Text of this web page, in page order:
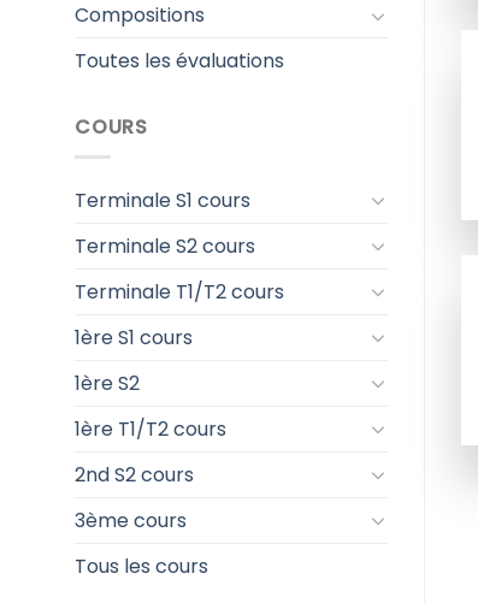
Compositions
Toutes les évaluations
COURS
Terminale S1 cours
Terminale S2 cours
Terminale T1/T2 cours
1ère S1 cours
1ère S2
1ère T1/T2 cours
2nd S2 cours
3ème cours
Tous les cours